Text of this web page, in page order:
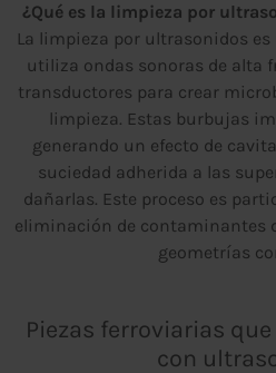
¿Qué es la limpieza por
La limpieza por ultrasonidos
utiliza ondas sonoras de alta
transductores para crear
limpieza. Estas burbujas
generando un efecto de
suciedad adherida a las
dañarlas. Este proceso es
eliminación de contaminantes
geometrías
Piezas ferroviarias
con